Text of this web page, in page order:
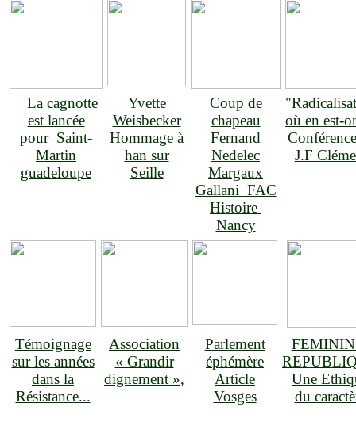
La cagnotte
est lancée
pour Saint-
Martin
guadeloupe
Yvette
Weisbecker
Hommage à
han sur
Seille
Coup de
chapeau
Fernand
Nedelec
Margaux
Gallani FAC
Histoire
Nancy
où en est-
J.F
Témoignage
sur les années
dans la
Résistance...
Association
« Grandir
dignement »,
Parlement
éphémère
Article
Vosges
FEMININ
Une
du